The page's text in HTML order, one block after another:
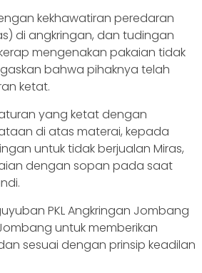
kekhawatiran peredaran
di angkringan, dan tudingan
mengenakan pakaian tidak
bahwa pihaknya telah
ketat.
yang ketat dengan
di atas materai, kepada
untuk tidak berjualan Miras,
dengan sopan pada saat
PKL Angkringan Jombang
untuk memberikan
sesuai dengan prinsip keadilan